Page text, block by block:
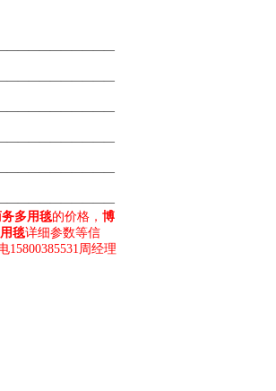
多用毯的价格， 博
毯详细参数等信
周经理